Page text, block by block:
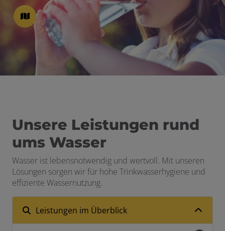
Unsere Leistungen rund
ums Wasser
Wasser ist lebensnotwendig und wertvoll. Mit unseren
Lösungen sorgen wir für hohe Trinkwasserhygiene und
effiziente Wassernutzung.
Leistungen im Überblick
schließen
öffnen und schließen